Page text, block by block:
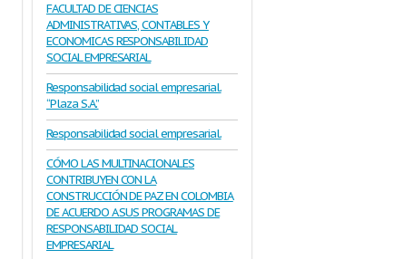
FACULTAD DE CIENCIAS
ADMINISTRATIVAS, CONTABLES Y
ECONOMICAS RESPONSABILIDAD
SOCIAL EMPRESARIAL
Responsabilidad social empresarial.
“Plaza S.A.”
Responsabilidad social empresarial.
CÓMO LAS MULTINACIONALES
CONTRIBUYEN CON LA
CONSTRUCCIÓN DE PAZ EN COLOMBIA
DE ACUERDO A SUS PROGRAMAS DE
RESPONSABILIDAD SOCIAL
EMPRESARIAL